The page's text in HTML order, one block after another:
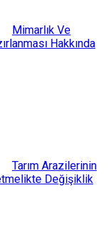
Mimarlık Ve
Hakkında
Tarım Arazilerinin
Değişiklik